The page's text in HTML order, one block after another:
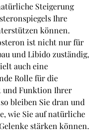
Steigerung
Ihre
können.
ist nicht nur für
und Libido zuständig,
auch eine
Rolle für die
und Funktion Ihrer
bleiben Sie dran und
wie Sie auf natürliche
stärken können.